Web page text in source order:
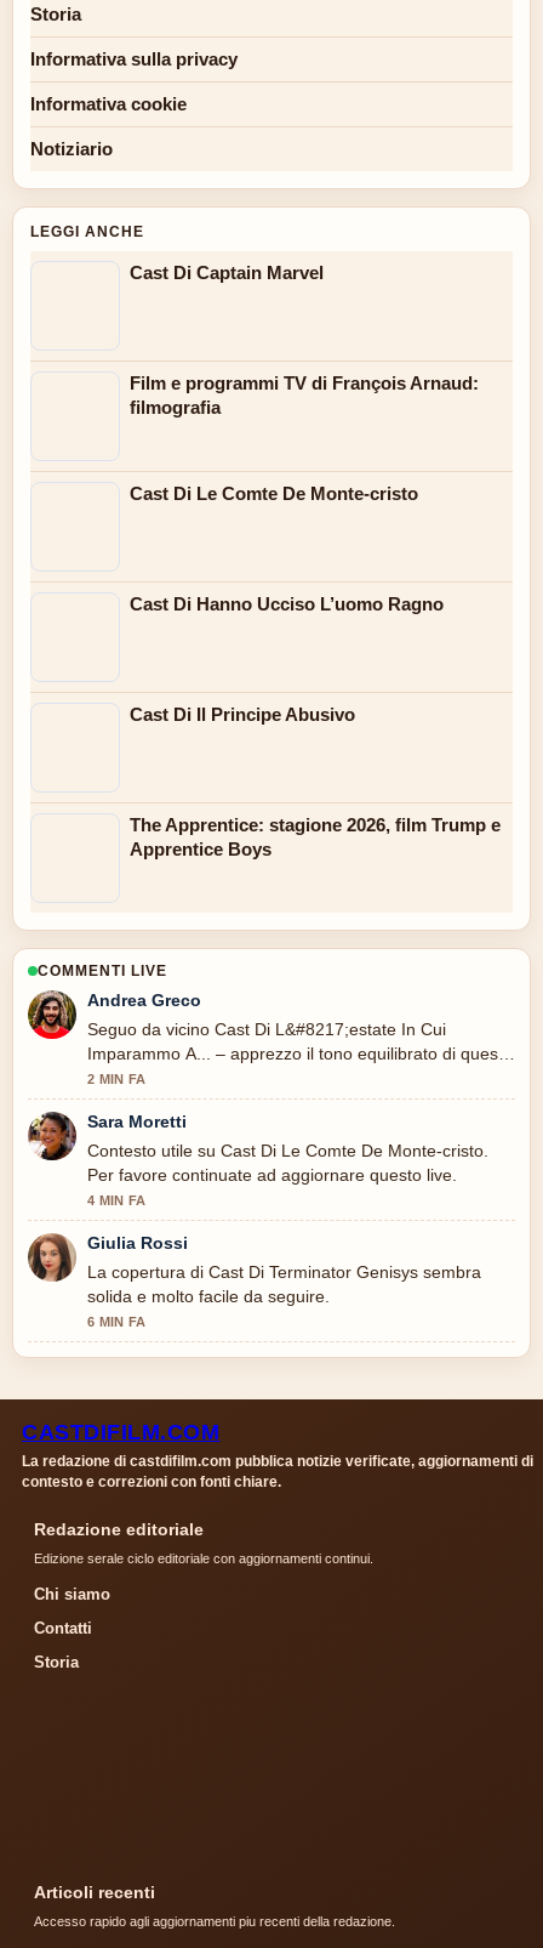
Storia
Informativa sulla privacy
Informativa cookie
Notiziario
LEGGI ANCHE
Cast Di Captain Marvel
Film e programmi TV di François Arnaud:
filmografia
Cast Di Le Comte De Monte-cristo
Cast Di Hanno Ucciso L’uomo Ragno
Cast Di Il Principe Abusivo
The Apprentice: stagione 2026, film Trump e
Apprentice Boys
COMMENTI LIVE
Andrea Greco
Seguo da vicino Cast Di L&#8217;estate In Cui
Imparammo A... – apprezzo il tono equilibrato di questa
copertura.
2 MIN FA
Sara Moretti
Contesto utile su Cast Di Le Comte De Monte-cristo.
Per favore continuate ad aggiornare questo live.
4 MIN FA
Giulia Rossi
La copertura di Cast Di Terminator Genisys sembra
solida e molto facile da seguire.
6 MIN FA
CASTDIFILM.COM
La redazione di castdifilm.com pubblica notizie verificate, aggiornamenti di
contesto e correzioni con fonti chiare.
Redazione editoriale
Edizione serale ciclo editoriale con aggiornamenti continui.
Chi siamo
Contatti
Storia
Articoli recenti
Accesso rapido agli aggiornamenti piu recenti della redazione.